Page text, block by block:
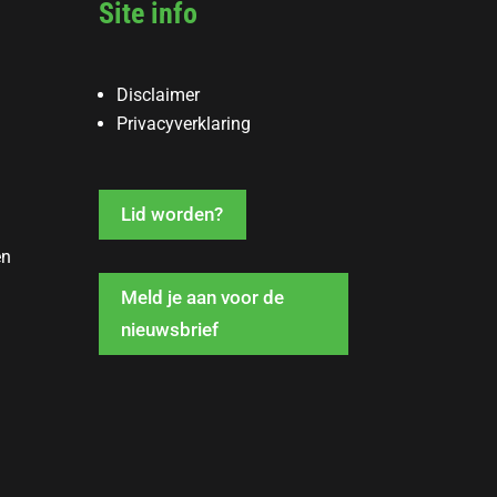
Site info
Disclaimer
Privacyverklaring
Lid worden?
Meld je aan voor de
nieuwsbrief